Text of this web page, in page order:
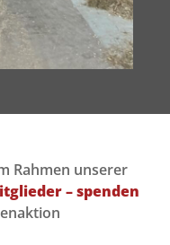
Rahmen unserer
– spenden